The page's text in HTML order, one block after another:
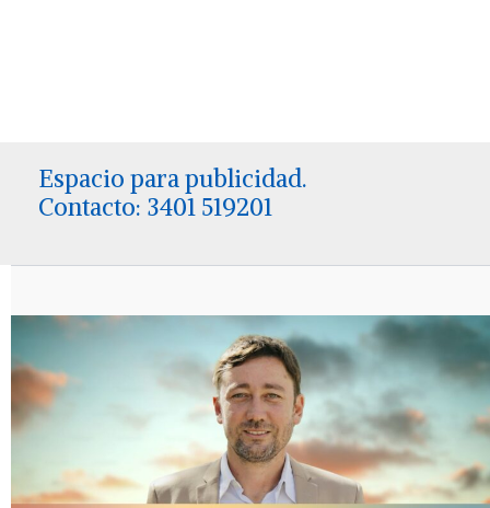
Espacio para publicidad.
Contacto: 3401 519201